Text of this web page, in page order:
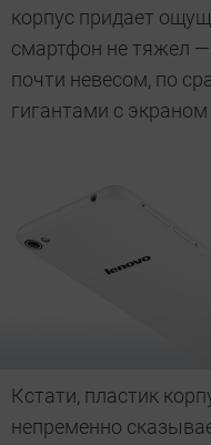
корпус придает
смартфон не тяжел —
почти невесом, по
гигантами с
Кстати, пластик
непременно